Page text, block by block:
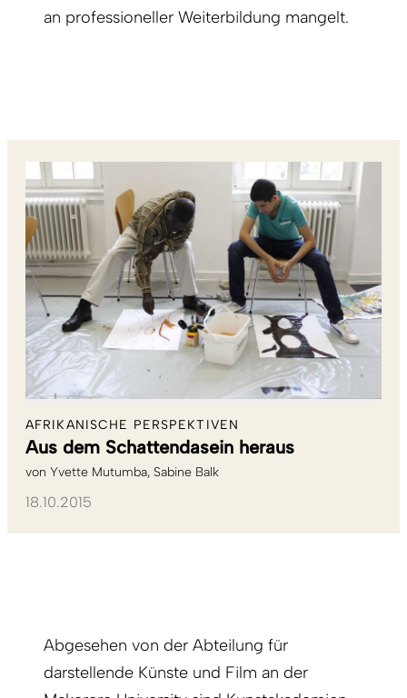
an professioneller Weiterbildung mangelt.
AFRIKANISCHE PERSPEKTIVEN
Aus dem Schatten­dasein heraus
von Yvette Mutumba Sabine Balk
18.10.2015
Abgesehen von der Abteilung für
darstellende Künste und Film an der